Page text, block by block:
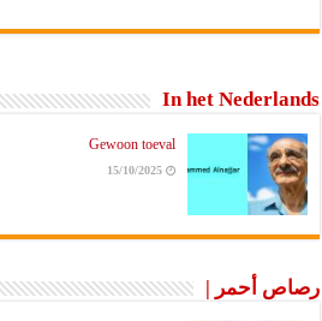
In het Nederlands
Gewoon toeval
15/10/2025
رصاص أحمر |